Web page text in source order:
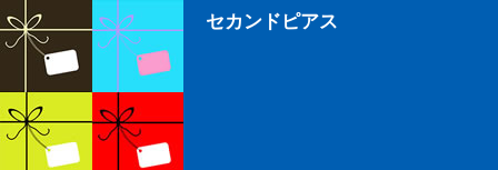
セカンドピアス